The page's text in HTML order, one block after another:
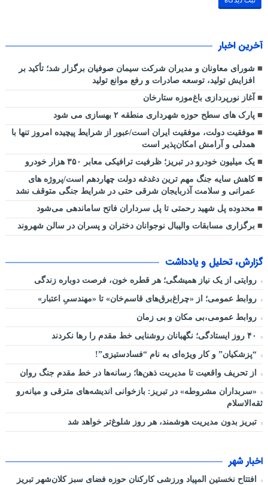
آخرین اخبار
شورای معاونان و مدیران شرکت سیمان صوفیان برگزار شد؛ تأکید بر
افزایش تولید، توسعه صادرات و رفع موانع تولید
آغاز نورپردازی باغ‌موزه ستارخان
پارک های سطح حوزه شهرداری منطقه ۲ بهسازی می شود
موفقیت دولت، موفقیت ایران است/عبور از شرایط پیچیده امروز تنها با
همدلی و آرامش امکان‌پذیر است
یک میلیون خودرو در تبریز؛ ظرفیت ترافیکی معابر ۳۵۰ هزار خودرو
کاهش سایه جنگ مهم ‌ترین دغدغه دولت چهاردهم است/پروژه ‌های
عمرانی و سلامت آذربایجان شرقی حتی در شرایط جنگی متوقف نشد
محدوده پل شهید رحمتی تا پل سرداران فاتح ساماندهی می‌شود
برگزاری مسابقات والیبال نوجوانان دختران و پسران در سالن شهروند
گزارش، تحلیل و یادداشت
روایتی از یک نیاز همیشگی؛ هر قطره خون، فرصت دوباره زندگی
روابط عمومی؛ از «چراغ‌برق‌های قاسم‌خان» تا «مهندسیِ اعتبار»
روابط عمومی،بی مکان و بی زمان
“پزشکیان” و کار ویژه‌ای به نام “فسادستیزی”!
از تحریف واقعیت تا مدیریت ذهن‌ها؛ رسانه‌ها در خط مقدم جنگ روان
«سربداران مشروطه» در تبریز: بازخوانی اندیشه‌های مترقی و میانه‌رو
ثقه‌الاسلام
تبریز بدون مدیریت هوشمند، هر روز شلوغ‌تر خواهد شد
اخبار شهر
افتتاح نخستین المپیاد ورزشی کارکنان حوزه فضای سبز کلان‌شهر تبریز